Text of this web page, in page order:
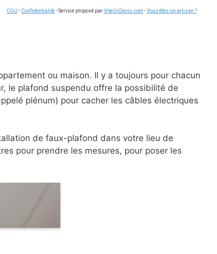
CGU - Confidentialité- Service proposé parViteUnDevis.com -Vous êtes un artisan ?
ou maison. Il y a toujours pour chacun
le plafond suspendu offre la possibilité de
plénum) pour cacher les câbles électriques
de faux-plafond dans votre lieu de
pour prendre les mesures, pour poser les